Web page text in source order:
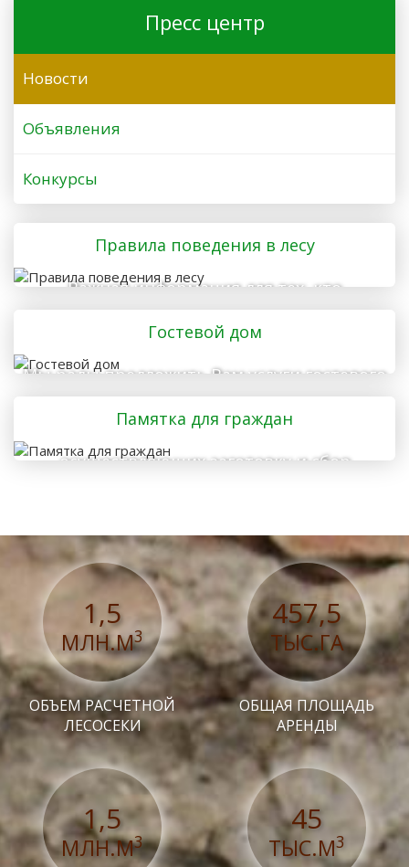
Пресс центр
Новости
Объявления
Конкурсы
Правила поведения в лесу
Важная информация для тех, кто
отправляется в лес
Гостевой дом
Мы рады предложить Вам услуги гостевого
дома
Памятка для граждан
осуществляющих заготовку и сбор
1,5
МЛН.М3
ОБЪЕМ РАСЧЕТНОЙ
ЛЕСОСЕКИ
457,5
ТЫС.ГА
ОБЩАЯ ПЛОЩАДЬ
АРЕНДЫ
1,5
МЛН.М3
45
ТЫС.М3